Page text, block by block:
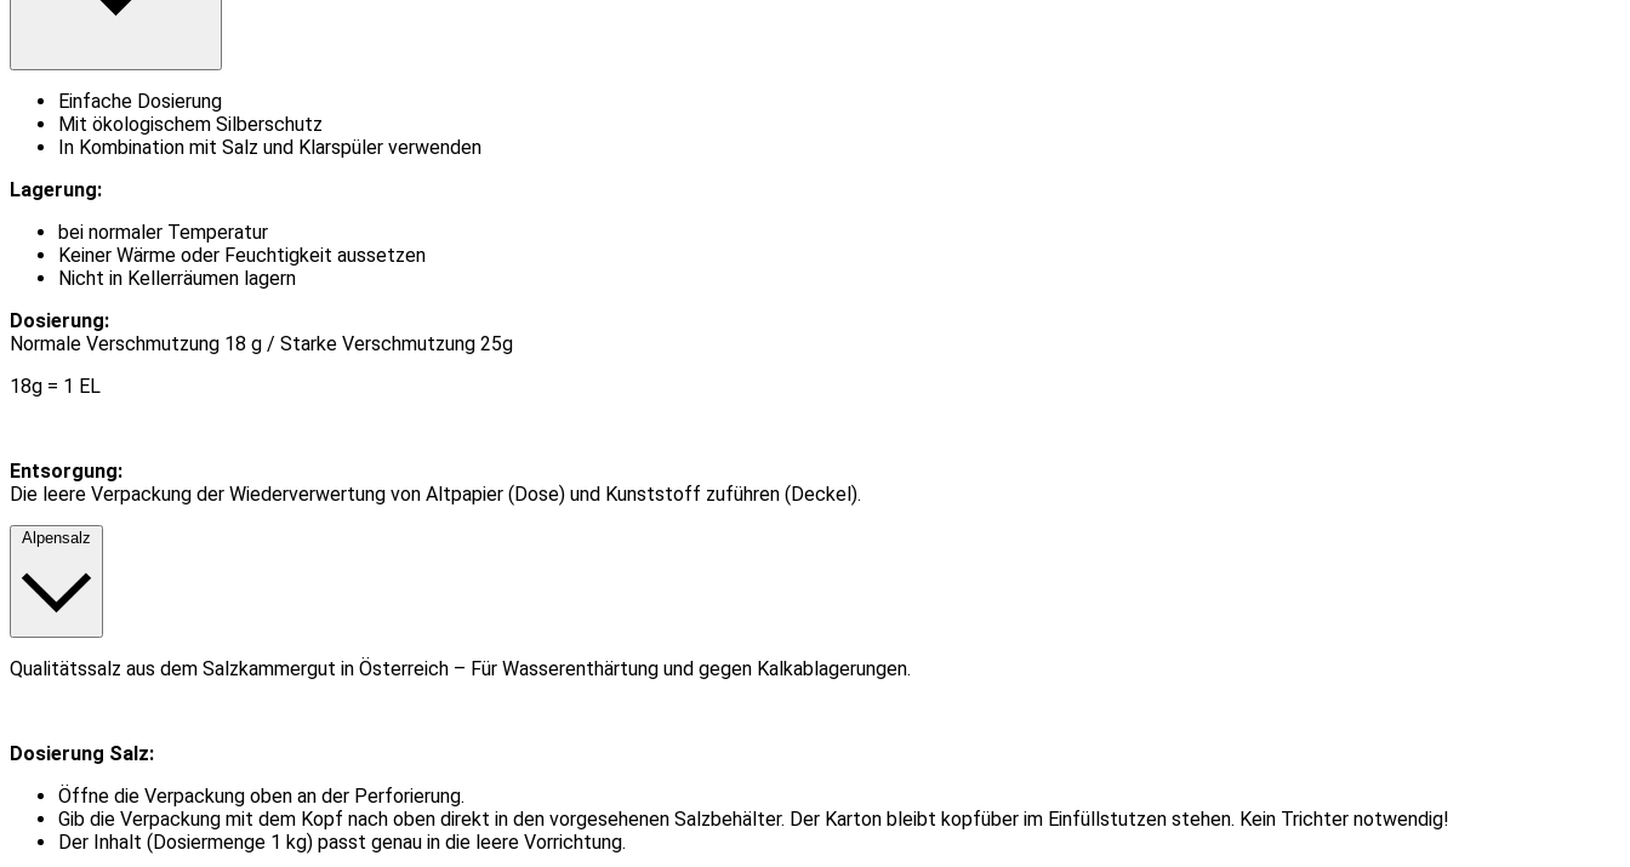
Einfache Dosierung
Mit ökologischem Silberschutz
In Kombination mit Salz und Klarspüler verwenden
Lagerung:
bei normaler Temperatur
Keiner Wärme oder Feuchtigkeit aussetzen
Nicht in Kellerräumen lagern
Dosierung:
Normale Verschmutzung 18 g / Starke Verschmutzung 25g
18g = 1 EL
Entsorgung:
Die leere Verpackung der Wiederverwertung von Altpapier (Dose) und Kunststoff zuführen (Deckel).
Alpensalz
Qualitätssalz aus dem Salzkammergut in Österreich – Für Wasserenthärtung und gegen Kalkablagerungen.
Dosierung Salz:
Öffne die Verpackung oben an der Perforierung.
Gib die Verpackung mit dem Kopf nach oben direkt in den vorgesehenen Salzbehälter. Der Karton bleibt kopfüber im Einfüllstutzen stehen. Kein Trichter notwendig!
Der Inhalt (Dosiermenge 1 kg) passt genau in die leere Vorrichtung.